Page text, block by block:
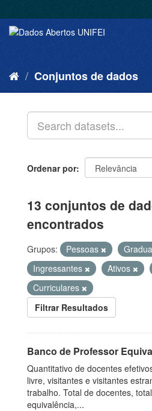
Conjuntos de dados
Ordenar por
13 conjuntos de
encontrados
Grupos: Pessoas
Ingressantes
Ativos
Curriculares
Filtrar Resultados
Banco de Professor
Quantitativo de docentes
livre, visitantes e visitantes
trabalho. Total de docentes,
equivalência,...